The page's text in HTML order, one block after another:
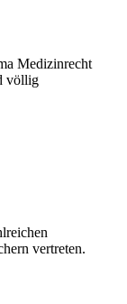
Medizinrecht
völlig
vertreten.